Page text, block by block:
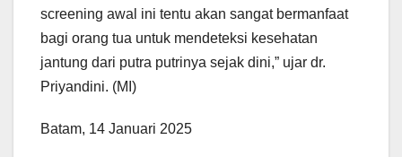
screening awal ini tentu akan sangat bermanfaat
bagi orang tua untuk mendeteksi kesehatan
jantung dari putra putrinya sejak dini,” ujar dr.
Priyandini. (MI)
Batam, 14 Januari 2025